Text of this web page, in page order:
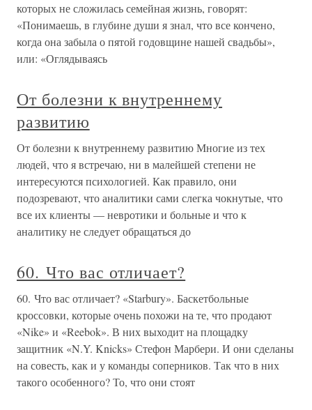
которых не сложилась семейная жизнь, говорят:
«Понимаешь, в глубине души я знал, что все кончено,
когда она забыла о пятой годовщине нашей свадьбы»,
или: «Оглядываясь
От болезни к внутреннему
развитию
От болезни к внутреннему развитию Многие из тех
людей, что я встречаю, ни в малейшей степени не
интересуются психологией. Как правило, они
подозревают, что аналитики сами слегка чокнутые, что
все их клиенты — невротики и больные и что к
аналитику не следует обращаться до
60. Что вас отличает?
60. Что вас отличает? «Starbury». Баскетбольные
кроссовки, которые очень похожи на те, что продают
«Nike» и «Reebok». В них выходит на площадку
защитник «N.Y. Knicks» Стефон Марбери. И они сделаны
на совесть, как и у команды соперников. Так что в них
такого особенного? То, что они стоят